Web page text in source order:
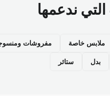
ندعمها
ملابس خاصة مفروشات
بدل ستائر